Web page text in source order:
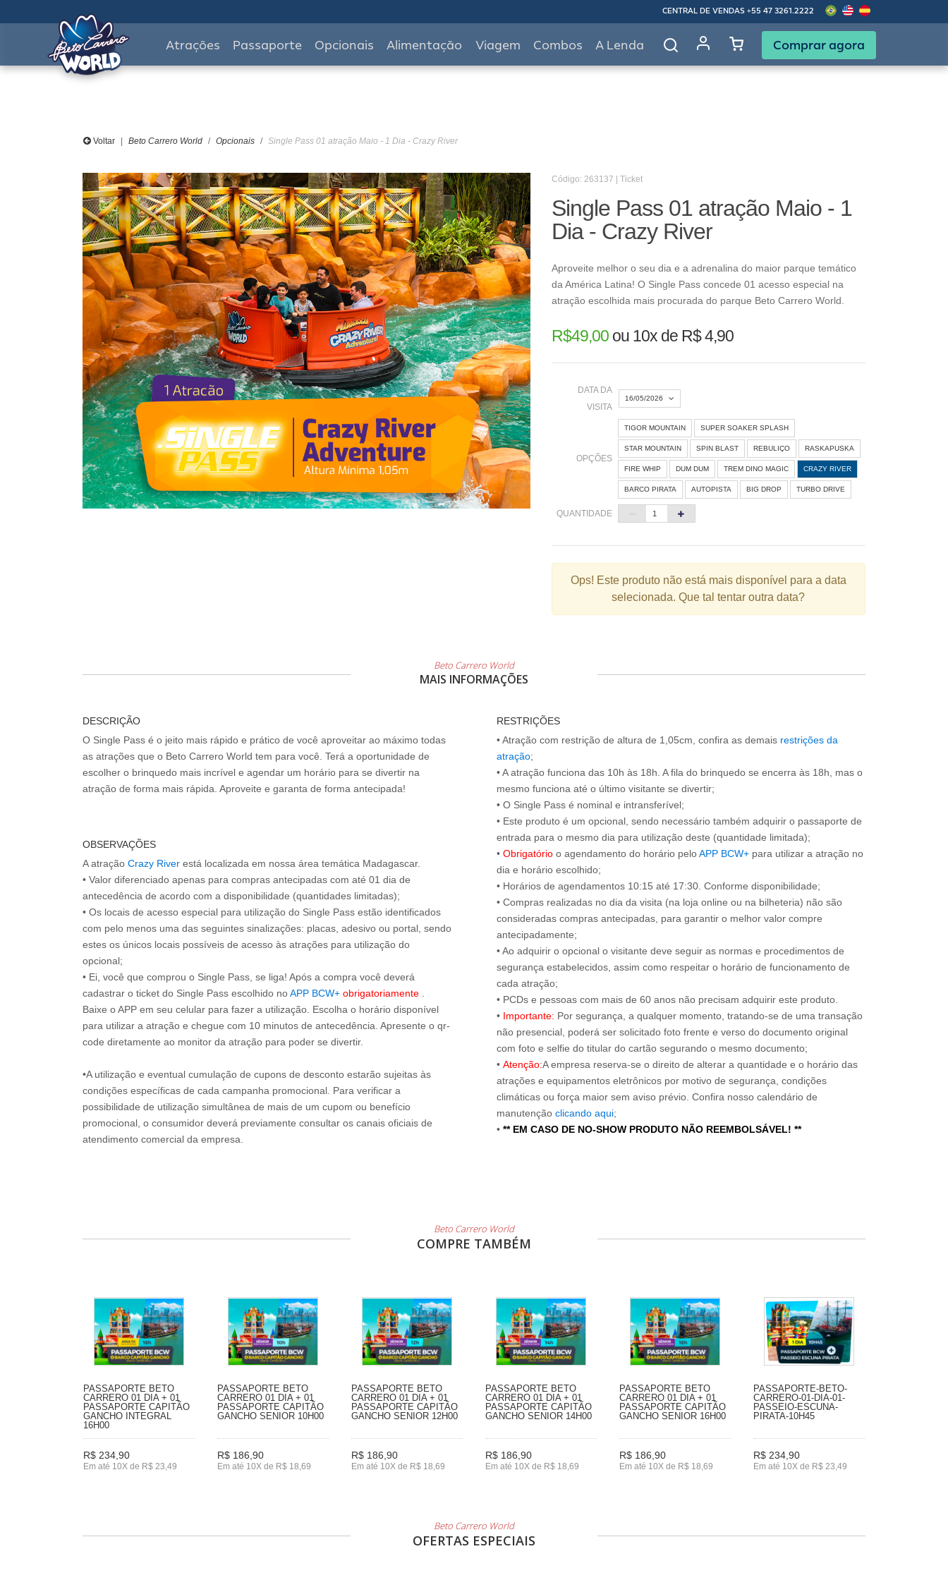
CENTRAL DE VENDAS +55 47 3261.2222
Atrações Passaporte Opcionais Alimentação Viagem Combos A Lenda Comprar agora
Voltar Beto Carrero World Opcionais Single Pass 01 atração Maio - 1 Dia - Crazy River
Código: 263137 | Ticket
Single Pass 01 atração Maio - 1
Dia - Crazy River
Aproveite melhor o seu dia e a adrenalina do maior parque temático
da América Latina! O Single Pass concede 01 acesso especial na
atração escolhida mais procurada do parque Beto Carrero World.
R$49,00ou 10x de R$ 4,90
DATA DA
VISITA
16/05/2026
« Agosto 2026 »
D S Q Q S S
1
24 25
30 31
OPÇÕES
TIGOR MOUNTAIN SUPER SOAKER SPLASH
STAR MOUNTAIN SPIN BLAST REBULIÇO RASKAPUSKA
FIRE WHIP DUM DUM TREM DINO MAGIC CRAZY RIVER
BARCO PIRATA AUTOPISTA BIG DROP TURBO DRIVE
QUANTIDADE
Ops! Este produto não está mais disponível para a data
selecionada. Que tal tentar outra data?
Beto Carrero World
MAIS INFORMAÇÕES
DESCRIÇÃO
O Single Pass é o jeito mais rápido e prático de você aproveitar ao máximo todas
as atrações que o Beto Carrero World tem para você. Terá a oportunidade de
escolher o brinquedo mais incrível e agendar um horário para se divertir na
atração de forma mais rápida. Aproveite e garanta de forma antecipada!
OBSERVAÇÕES
A atração Crazy River está localizada em nossa área temática Madagascar.
• Valor diferenciado apenas para compras antecipadas com até 01 dia de
antecedência de acordo com a disponibilidade (quantidades limitadas);
• Os locais de acesso especial para utilização do Single Pass estão identificados
com pelo menos uma das seguintes sinalizações: placas, adesivo ou portal, sendo
estes os únicos locais possíveis de acesso às atrações para utilização do
opcional;
• Ei, você que comprou o Single Pass, se liga! Após a compra você deverá
cadastrar o ticket do Single Pass escolhido noAPP BCW+ obrigatoriamente
Baixe o APP em seu celular para fazer a utilização. Escolha o horário disponível
para utilizar a atração e chegue com 10 minutos de antecedência. Apresente o qr-
code diretamente ao monitor da atração para poder se divertir.
•A utilização e eventual cumulação de cupons de desconto estarão sujeitas às
condições específicas de cada campanha promocional. Para verificar a
possibilidade de utilização simultânea de mais de um cupom ou benefício
promocional, o consumidor deverá previamente consultar os canais oficiais de
atendimento comercial da empresa.
RESTRIÇÕES
• Atração com restrição de altura de 1,05cm, confira as demais restrições da
atração;
• A atração funciona das 10h às 18h. A fila do brinquedo se encerra às 18h, mas o
mesmo funciona até o último visitante se divertir;
• O Single Pass é nominal e intransferível;
• Este produto é um opcional, sendo necessário também adquirir o passaporte de
entrada para o mesmo dia para utilização deste (quantidade limitada);
• Obrigatório o agendamento do horário peloAPP BCW+ para utilizar a atração no
dia e horário escolhido;
• Horários de agendamentos 10:15 até 17:30. Conforme disponibilidade;
• Compras realizadas no dia da visita (na loja online ou na bilheteria) não são
consideradas compras antecipadas, para garantir o melhor valor compre
antecipadamente;
• Ao adquirir o opcional o visitante deve seguir as normas e procedimentos de
segurança estabelecidos, assim como respeitar o horário de funcionamento de
cada atração;
• PCDs e pessoas com mais de 60 anos não precisam adquirir este produto.
• Importante: Por segurança, a qualquer momento, tratando-se de uma transação
não presencial, poderá ser solicitado foto frente e verso do documento original
com foto e selfie do titular do cartão segurando o mesmo documento;
• Atenção:A empresa reserva-se o direito de alterar a quantidade e o horário das
atrações e equipamentos eletrônicos por motivo de segurança, condições
climáticas ou força maior sem aviso prévio. Confira nosso calendário de
manutenção clicando aqui;
• ** EM CASO DE NO-SHOW PRODUTO NÃO REEMBOLSÁVEL! **
Beto Carrero World
COMPRE TAMBÉM
PASSAPORTE BETO
CARRERO 01 DIA + 01
PASSAPORTE CAPITÃO
GANCHO INTEGRAL
16H00
R$ 234,90
Em até 10X de R$ 23,49
PASSAPORTE BETO
CARRERO 01 DIA + 01
PASSAPORTE CAPITÃO
GANCHO SENIOR 10H00
R$ 186,90
Em até 10X de R$ 18,69
PASSAPORTE BETO
CARRERO 01 DIA + 01
PASSAPORTE CAPITÃO
GANCHO SENIOR 12H00
R$ 186,90
Em até 10X de R$ 18,69
PASSAPORTE BETO
CARRERO 01 DIA + 01
PASSAPORTE CAPITÃO
GANCHO SENIOR 14H00
R$ 186,90
Em até 10X de R$ 18,69
PASSAPORTE BETO
CARRERO 01 DIA + 01
PASSAPORTE CAPITÃO
GANCHO SENIOR 16H00
R$ 186,90
Em até 10X de R$ 18,69
PASSAPORTE-BETO-
CARRERO-01-DIA-01-
PASSEIO-ESCUNA-
PIRATA-10H45
R$ 234,90
Em até 10X de R$ 23,49
Beto Carrero World
OFERTAS ESPECIAIS